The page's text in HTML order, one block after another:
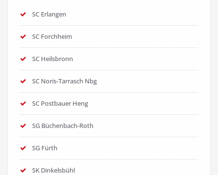
SC Erlangen
SC Forchheim
SC Heilsbronn
SC Noris-Tarrasch Nbg
SC Postbauer Heng
SG Büchenbach-Roth
SG Fürth
SK Dinkelsbühl